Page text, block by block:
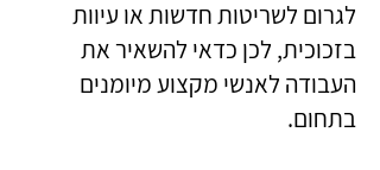
לגרום לשריטות חדשות או עיוות
בזכוכית, לכן כדאי להשאיר את
העבודה לאנשי מקצוע מיומנים
בתחום.